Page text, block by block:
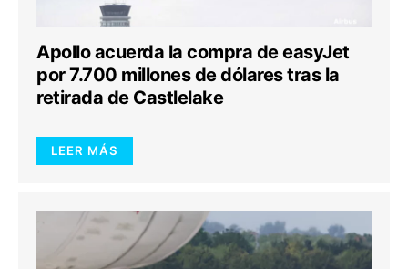
Apollo acuerda la compra de easyJet
por 7.700 millones de dólares tras la
retirada de Castlelake
LEER MÁS